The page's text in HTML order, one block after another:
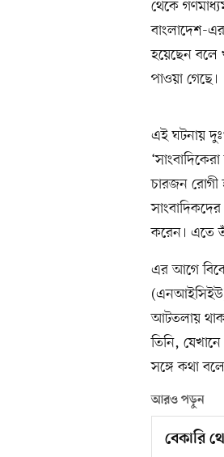
থেকে
বাংলাদেশ-
হয়েছেন বলে
পাওয়া গেছে।
এই ঘটনায়
চারজন রোগী
করেন। এতে
এর আগে
(এনআইসিইউ)
আটতলায়
তিনি,
সঙ্গে কথা
আরও পড়ুন
বেকারি